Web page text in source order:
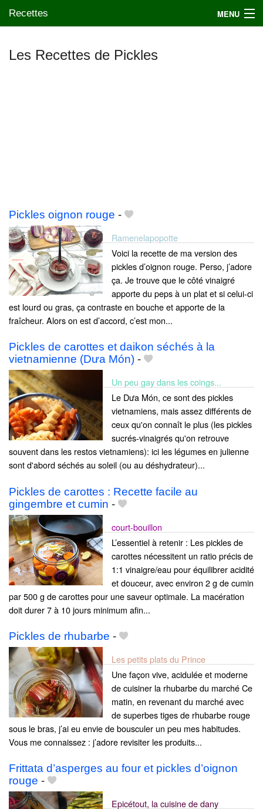
Recettes MENU
Les Recettes de Pickles
Pickles oignon rouge -
Ramenelapopotte
Voici la recette de ma version des
pickles d’oignon rouge. Perso, j’adore
ça. Je trouve que le côté vinaigré
apporte du peps à un plat et si celui-ci
est lourd ou gras, ça contraste en bouche et apporte de la
fraîcheur. Alors on est d’accord, c’est mon...
Pickles de carottes et daikon séchés à la
vietnamienne (Dưa Món) -
Un peu gay dans les coings...
Le Dưa Món, ce sont des pickles
vietnamiens, mais assez différents de
ceux qu'on connaît le plus (les pickles
sucrés-vinaigrés qu'on retrouve
souvent dans les restos vietnamiens): ici les légumes en julienne
sont d'abord séchés au soleil (ou au déshydrateur)...
Pickles de carottes : Recette facile au
gingembre et cumin -
court-bouillon
L’essentiel à retenir : Les pickles de
carottes nécessitent un ratio précis de
1:1 vinaigre/eau pour équilibrer acidité
et douceur, avec environ 2 g de cumin
par 500 g de carottes pour une saveur optimale. La macération
doit durer 7 à 10 jours minimum afin...
Pickles de rhubarbe -
Les petits plats du Prince
Une façon vive, acidulée et moderne
de cuisiner la rhubarbe du marché Ce
matin, en revenant du marché avec
de superbes tiges de rhubarbe rouge
sous le bras, j’ai eu envie de bousculer un peu mes habitudes.
Vous me connaissez : j’adore revisiter les produits...
Frittata d’asperges au four et pickles d’oignon
rouge -
Epicétout, la cuisine de dany